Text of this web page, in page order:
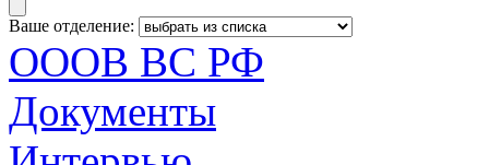
Ваше отделение:
ОООВ ВС РФ
Документы